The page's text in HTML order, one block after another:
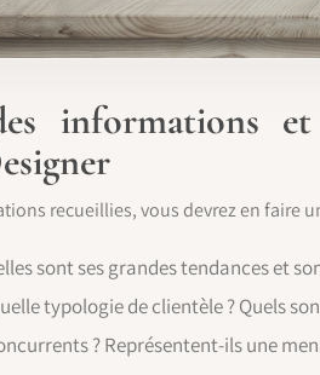
informations
recueillies, vous devrez en faire
sont ses grandes tendances et
typologie de clientèle ? Quels
? Représentent-ils une